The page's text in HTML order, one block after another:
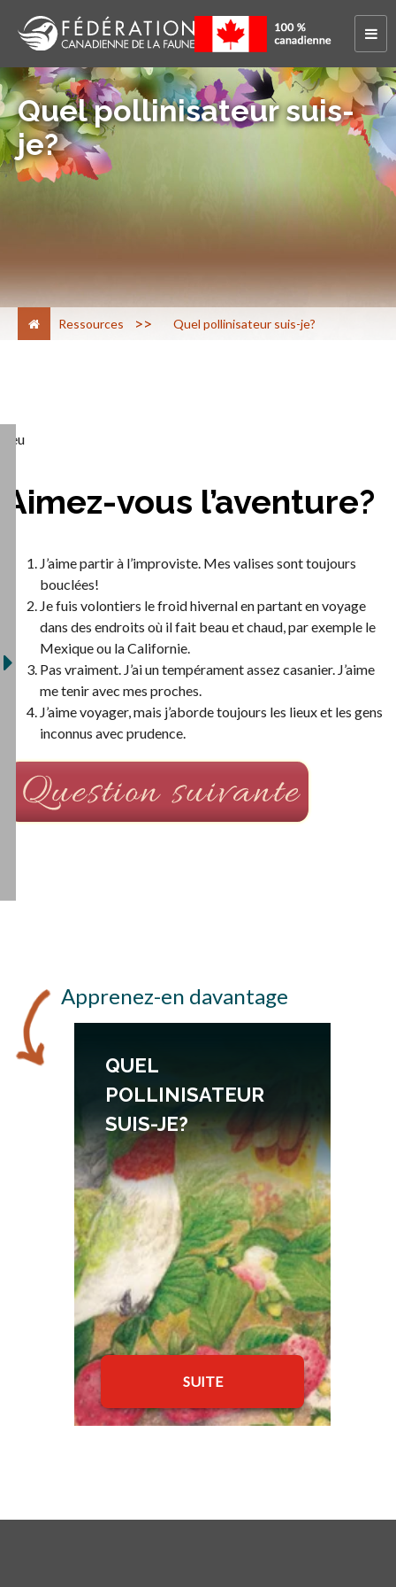
Quel pollinisateur suis-
je?
Ressources > Quel pollinisateur suis-je?
Jeu
Aimez-vous l’aventure?
J’aime partir à l’improviste. Mes valises sont toujours
bouclées!
Je fuis volontiers le froid hivernal en partant en voyage
dans des endroits où il fait beau et chaud, par exemple le
Mexique ou la Californie.
Pas vraiment. J’ai un tempérament assez casanier. J’aime
me tenir avec mes proches.
J’aime voyager, mais j’aborde toujours les lieux et les gens
inconnus avec prudence.
Apprenez-en davantage
QUEL
POLLINISATEUR
SUIS-JE?
SUITE